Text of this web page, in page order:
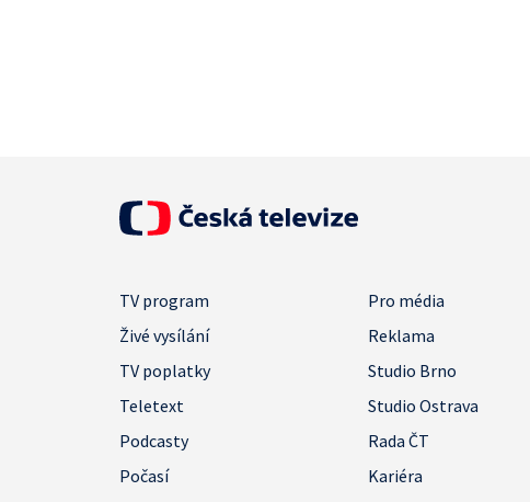
TV program
Pro média
Živé vysílání
Reklama
TV poplatky
Studio Brno
Teletext
Studio Ostrava
Podcasty
Rada ČT
Počasí
Kariéra